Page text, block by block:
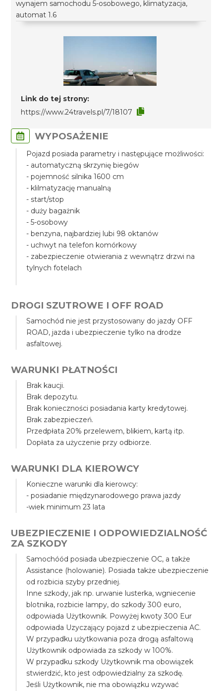
wynajem samochodu 5-osobowego, klimatyzacja,
automat 1.6
Link do tej strony:
https://www.24travels.pl/7/18107
WYPOSAŻENIE
Pojazd posiada parametry i następujące możliwości:
- automatyczną skrzynię biegów
- pojemność silnika 1600 cm
- klilmatyzację manualną
- start/stop
- duży bagażnik
- 5-osobowy
- benzyna, najbardziej lubi 98 oktanów
- uchwyt na telefon komórkowy
- zabezpieczenie otwierania z wewnątrz drzwi na
tylnych fotelach
DROGI SZUTROWE I OFF ROAD
Samochód nie jest przystosowany do jazdy OFF
ROAD, jazda i ubezpieczenie tylko na drodze
asfaltowej.
WARUNKI PŁATNOŚCI
Brak kaucji.
Brak depozytu.
Brak konieczności posiadania karty kredytowej.
Brak zabezpieczeń.
Przedpłata 20% przelewem, blikiem, kartą itp.
Dopłata za użyczenie przy odbiorze.
WARUNKI DLA KIEROWCY
Konieczne warunki dla kierowcy:
- posiadanie międzynarodowego prawa jazdy
-wiek minimum 23 lata
UBEZPIECZENIE I ODPOWIEDZIALNOŚĆ
ZA SZKODY
Samochóód posiada ubezpieczenie OC, a także
Assistance (holowanie). Posiada także ubezpieczenie
od rozbicia szyby przedniej.
Inne szkody, jak np. urwanie lusterka, wgniecenie
blotnika, rozbicie lampy, do szkody 300 euro,
odpowiada Użytkownik. Powyżej kwoty 300 Eur
odpowiada Uzyczający pojazd z ubezpieczenia AC.
W przypadku użytkowania poza drogą asfaltową
Użytkownik odpowiada za szkody w 100%.
W przypadku szkody Użytkownik ma obowiązek
stwierdzić, kto jest odpowiedzialny za szkodę.
Jeśli Użytkownik, nie ma obowiązku wzywać